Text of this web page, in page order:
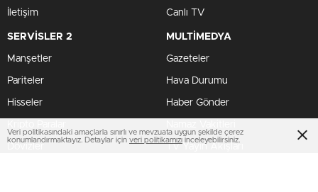
İletişim Canlı TV
SERVİSLER 2
Manşetler
Pariteler
Hisseler
MULTİMEDYA
Gazeteler
Hava Durumu
Haber Gönder
TV Yayın Akışları
Veri politikasındaki amaçlarla sınırlı ve mevzuata uygun şekilde çerez
konumlandırmaktayız. Detaylar için veri politikamızı inceleyebilirsiniz.